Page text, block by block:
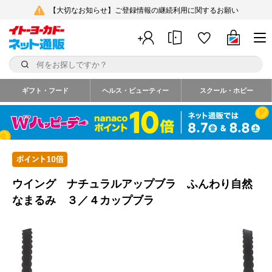
【大切なお知らせ】ご登録情報の継続利用に関するお願い
ギフト・フード ヘルス・ビューティー スクール・ホビー
ウイング ナチュラルアップブラ ふんわり自然
なまるみ ３／４カップブラ